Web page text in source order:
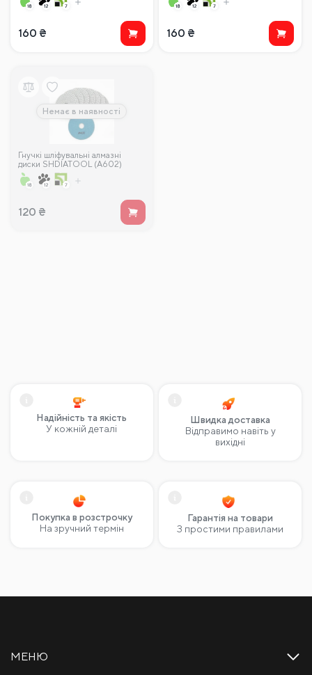
160 ₴ 160 ₴
Немає в наявності
Гнучкі шліфувальні алмазні
диски SHDIATOOL (А602)
№400 для вологої поліровки
120 ₴
Надійність та якість
У кожній деталі
Швидка доставка
Відправимо навіть у
вихідні
Покупка в розстрочку
На зручний термін
Гарантія на товари
З простими правилами
МЕНЮ